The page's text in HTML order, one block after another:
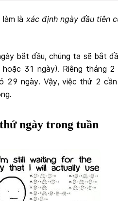
là xác định ngày đầu tiên
bắt đầu, chúng ta sẽ bắt
31 ngày). Riêng tháng
29 ngày. Vậy, việc thứ 2 cần
ngày trong tuần